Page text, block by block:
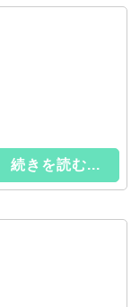
続きを読む...